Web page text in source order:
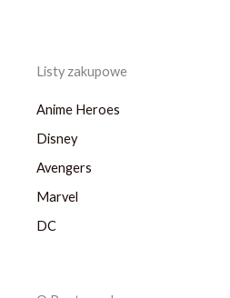
Listy zakupowe
Anime Heroes
Disney
Avengers
Marvel
DC